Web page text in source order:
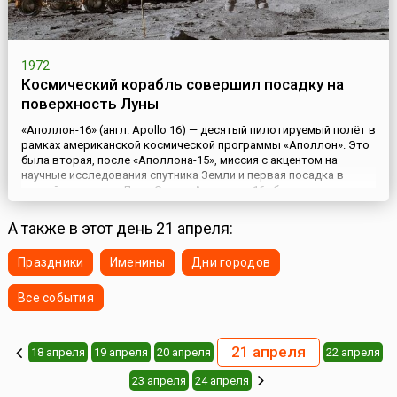
1972
Космический корабль совершил посадку на
поверхность Луны
«Аполлон-16» (англ. Apollo 16) — десятый пилотируемый полёт в
рамках американской космической программы «Аполлон». Это
была вторая, после «Аполлона-15», миссия с акцентом на
научные исследования спутника Земли и первая посадка в
горной местности Луны.Старт «Аполлона-16» был назначен на
17 марта 1972 года. Но из-за поломок механизмов отделения
лунного отсека и погрешностей в работе бортовых бат...
А также в этот день 21 апреля:
Праздники Именины Дни городов
Все события
18 апреля 19 апреля 20 апреля 21 апреля 22 апреля
23 апреля 24 апреля